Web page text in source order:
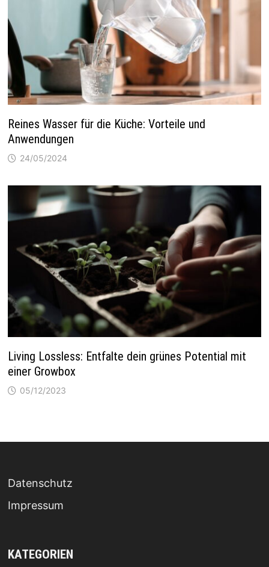
Reines Wasser für die Küche: Vorteile und
Anwendungen
24/05/2024
Living Lossless: Entfalte dein grünes Potential mit
einer Growbox
05/12/2023
Datenschutz
Impressum
KATEGORIEN